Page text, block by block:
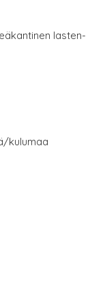
lasten-
kulumaa